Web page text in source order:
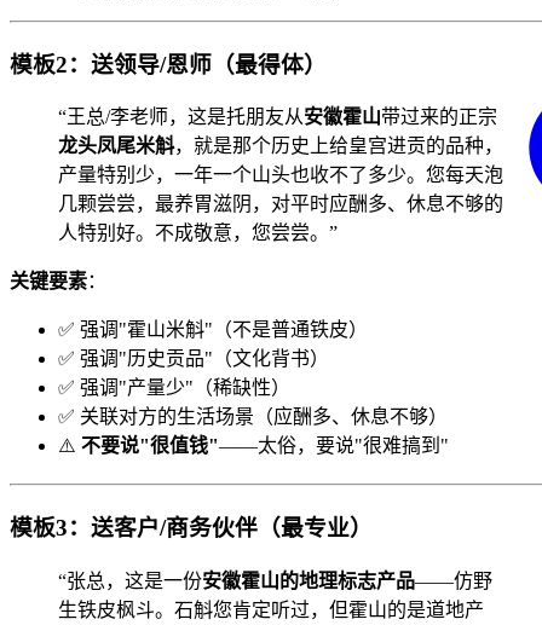
模板2：送领导/恩师（最得体）
“王总/李老师，这是托朋友从安徽霍山带过来的正宗
龙头凤尾米斛，就是那个历史上给皇宫进贡的品种，
产量特别少，一年一个山头也收不了多少。您每天泡
几颗尝尝，最养胃滋阴，对平时应酬多、休息不够的
人特别好。不成敬意，您尝尝。”
关键要素：
✅ 强调"霍山米斛"（不是普通铁皮）
✅ 强调"历史贡品"（文化背书）
✅ 强调"产量少"（稀缺性）
✅ 关联对方的生活场景（应酬多、休息不够）
⚠️ 不要说"很值钱"——太俗，要说"很难搞到"
模板3：送客户/商务伙伴（最专业）
“张总，这是一份安徽霍山的地理标志产品——仿野
生铁皮枫斗。石斛您肯定听过，但霍山的是道地产